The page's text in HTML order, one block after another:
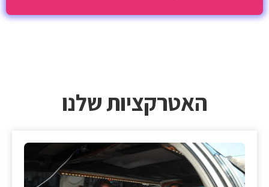
האטרקציות שלנו